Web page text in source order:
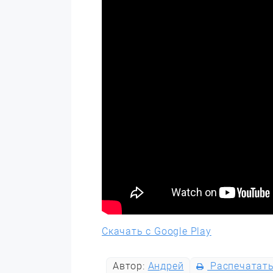
Скачать с Google Play
Автор: Андрей